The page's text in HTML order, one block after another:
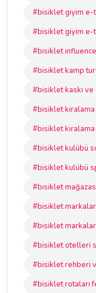
#bisiklet giyim e-
#bisiklet giyim e-
#bisiklet
#bisiklet kamp
#bisiklet kaskı
#bisiklet
#bisiklet
#bisiklet kulübü
#bisiklet kulübü
#bisiklet
#bisiklet
#bisiklet
#bisiklet otelleri
#bisiklet rehberi
#bisiklet rotaları